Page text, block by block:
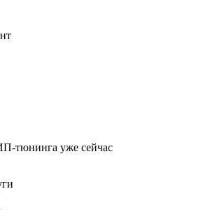
тюнинга уже сейчас